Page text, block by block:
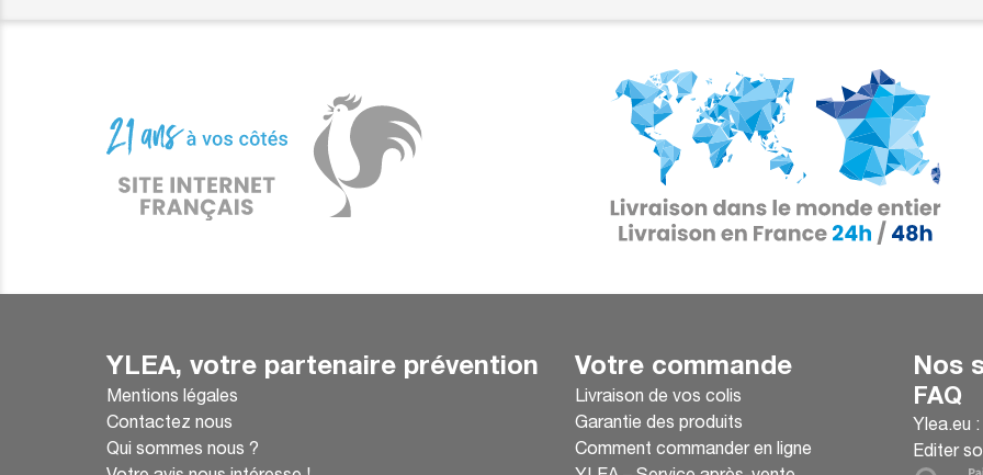
YLEA, votre partenaire prévention
Mentions légales
Contactez nous
Qui sommes nous ?
Votre commande
Livraison de vos colis
Garantie des produits
Comment commander en ligne
Nos
FAQ
Ylea.eu
Editer